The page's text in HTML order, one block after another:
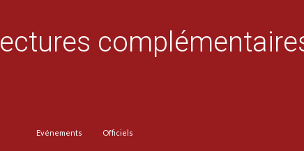
Evénements Officiels